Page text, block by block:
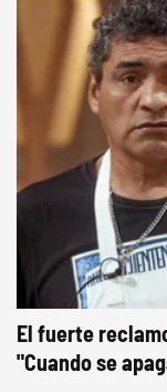
El fuerte
"Cuando se